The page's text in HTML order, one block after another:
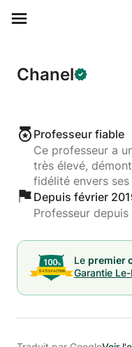
Chanel
Professeur fiable
Ce professeur a
très élevé,
fidélité envers ses
Depuis février
Professeur
Le premier
Garantie